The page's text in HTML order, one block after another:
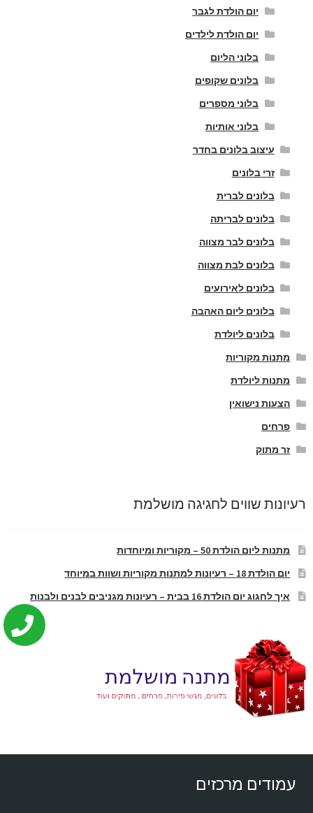
יום הולדת לגבר
יום הולדת לילדים
בלוני הליום
בלונים שקופים
בלוני מספרים
בלוני אותיות
עיצוב בלונים בחדר
זרי בלונים
בלונים לברית
בלונים לבריתה
בלונים לבר מצווה
בלונים לבת מצווה
בלונים לאירועים
בלונים ליום האהבה
בלונים ליולדת
מתנות מקוריות
מתנות ליולדת
הצעות נישואין
פרחים
זר מתוק
רעיונות שווים לחגיגה מושלמת
מתנות ליום הולדת 50 – מקוריות ומיוחדות
יום הולדת 18 – רעיונות למתנות מקוריות ושוות במיוחד
איך לחגוג יום הולדת 16 בבית – רעיונות מגניבים לבנים ולבנות
עמודים מרכזים